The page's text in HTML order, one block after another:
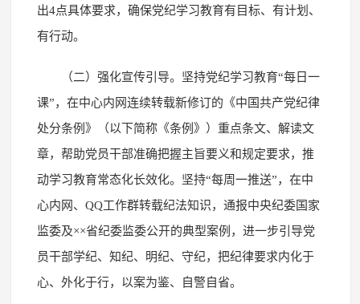
出4点具体要求，确保党纪学习教育有目标、有计划、
有行动。
（二）强化宣传引导。坚持党纪学习教育“每日一
课”，在中心内网连续转载新修订的《中国共产党纪律
处分条例》（以下简称《条例》）重点条文、解读文
章，帮助党员干部准确把握主旨要义和规定要求，推
动学习教育常态化长效化。坚持“每周一推送”，在中
心内网、QQ工作群转载纪法知识，通报中央纪委国家
监委及××省纪委监委公开的典型案例，进一步引导党
员干部学纪、知纪、明纪、守纪，把纪律要求内化于
心、外化于行，以案为鉴、自警自省。